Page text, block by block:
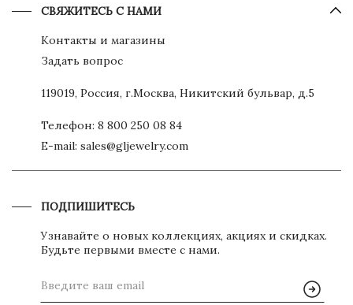
СВЯЖИТЕСЬ С НАМИ
Контакты и магазины
Задать вопрос
119019, Россия, г.Москва, Никитский бульвар, д.5
Телефон: 8 800 250 08 84
E-mail: sales@gljewelry.com
ПОДПИШИТЕСЬ
Узнавайте о новых коллекциях, акциях и скидках.
Будьте первыми вместе с нами.